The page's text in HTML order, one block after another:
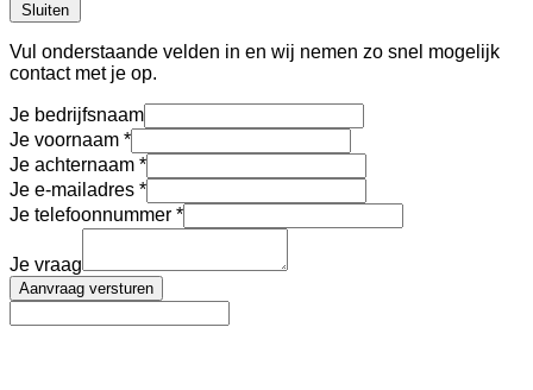
Sluiten
Vul onderstaande velden in en wij nemen zo snel mogelijk
contact met je op.
Je bedrijfsnaam
Je voornaam
Je achternaam
Je e-mailadres
Je telefoonnummer
Je vraag
Aanvraag versturen